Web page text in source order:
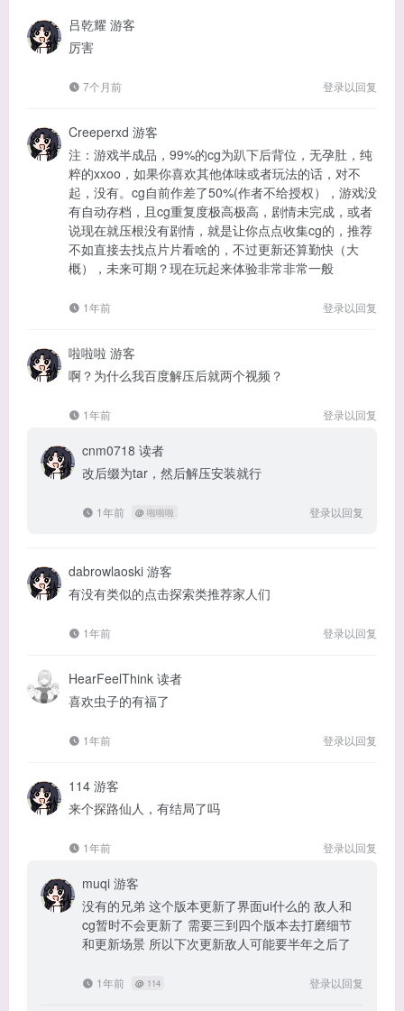
吕乾耀 游客
厉害
7个月前 登录以回复
Creeperxd 游客
注：游戏半成品，99%的cg为趴下后背位，无孕肚，纯
粹的xxoo，如果你喜欢其他体味或者玩法的话，对不
起，没有。cg自前作差了50%(作者不给授权），游戏没
有自动存档，且cg重复度极高极高，剧情未完成，或者
说现在就压根没有剧情，就是让你点点收集cg的，推荐
不如直接去找点片片看啥的，不过更新还算勤快（大
概），未来可期？现在玩起来体验非常非常一般
1年前 登录以回复
啦啦啦 游客
啊？为什么我百度解压后就两个视频？
1年前 登录以回复
cnm0718 读者
改后缀为tar，然后解压安装就行
1年前 @ 啦啦啦 登录以回复
dabrowlaoski 游客
有没有类似的点击探索类推荐家人们
1年前 登录以回复
HearFeelThink 读者
喜欢虫子的有福了
1年前 登录以回复
114 游客
来个探路仙人，有结局了吗
1年前 登录以回复
muqi 游客
没有的兄弟 这个版本更新了界面ui什么的 敌人和
cg暂时不会更新了 需要三到四个版本去打磨细节
和更新场景 所以下次更新敌人可能要半年之后了
1年前 @ 114 登录以回复